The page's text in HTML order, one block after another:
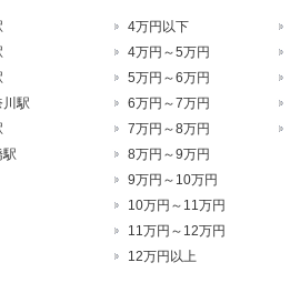
川駅
駅
4万円以下
4万円～5万円
5万円～6万円
6万円～7万円
7万円～8万円
8万円～9万円
9万円～10万円
10万円～11万円
11万円～12万円
12万円以上